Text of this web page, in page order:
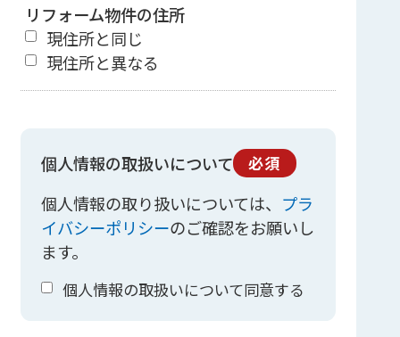
リフォーム物件の住所
現住所と同じ
現住所と異なる
個人情報の取扱いについて 必須
個人情報の取り扱いについては、 プラ
イバシーポリシーのご確認をお願いし
ます。
個人情報の取扱いについて同意する